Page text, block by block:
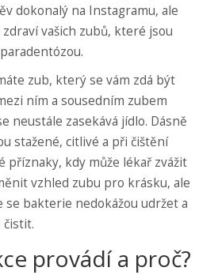
dokonalý na Instagramu, ale
vašich zubů, které jsou
zub, který se vám zdá být
ním a sousedním zubem
neustále zasekává jídlo. Dásně
stažené, citlivé a při čištění
příznaky, kdy může lékař zvážit
vzhled zubu pro krásku, ale
bakterie nedokážou udržet a
čistit.
provádí a proč?